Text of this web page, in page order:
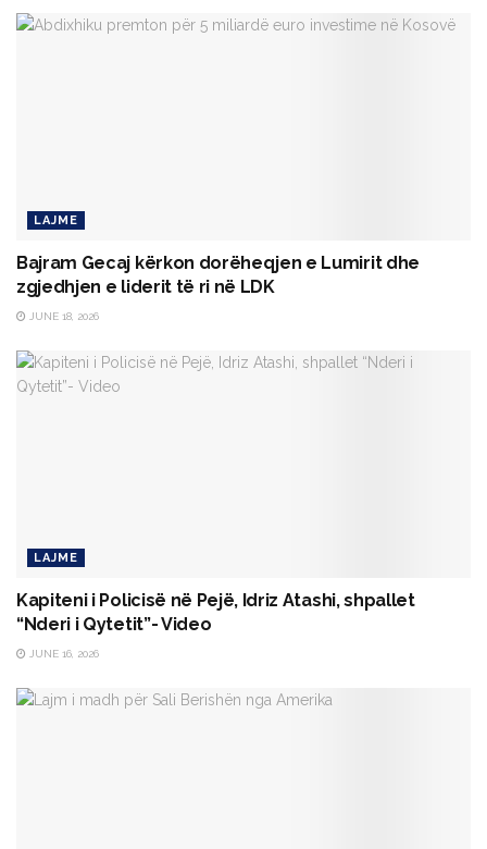
LAJME
Bajram Gecaj kërkon dorëheqjen e Lumirit dhe
zgjedhjen e liderit të ri në LDK
JUNE 18, 2026
LAJME
Kapiteni i Policisë në Pejë, Idriz Atashi, shpallet
“Nderi i Qytetit”- Video
JUNE 16, 2026